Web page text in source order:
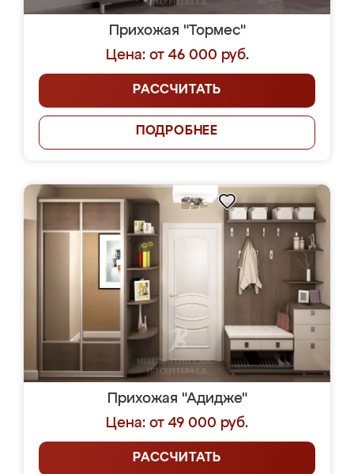
Прихожая "Тормес"
Цена: от 46 000 руб.
РАССЧИТАТЬ
ПОДРОБНЕЕ
Прихожая "Адидже"
Цена: от 49 000 руб.
РАССЧИТАТЬ